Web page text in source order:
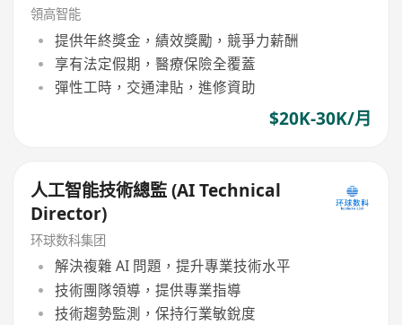
領高智能
提供年終獎金，績效獎勵，競爭力薪酬
享有法定假期，醫療保險全覆蓋
彈性工時，交通津貼，進修資助
$20K-30K/月
人工智能技術總監 (AI Technical
Director)
环球数科集团
解決複雜 AI 問題，提升專業技術水平
技術團隊領導，提供專業指導
技術趨勢監測，保持行業敏銳度